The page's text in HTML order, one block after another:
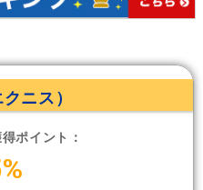
ニス）
ポイント：